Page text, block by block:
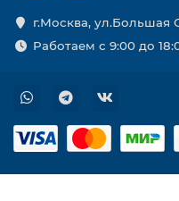
г.Москва, ул.Большая
Работаем с 9:00 до